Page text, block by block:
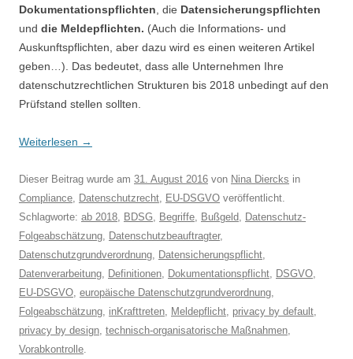
Dokumentationspflichten , die Datensicherungspflichten
und die Meldepflichten. (Auch die Informations- und
Auskunftspflichten, aber dazu wird es einen weiteren Artikel
geben…). Das bedeutet, dass alle Unternehmen Ihre
datenschutzrechtlichen Strukturen bis 2018 unbedingt auf den
Prüfstand stellen sollten.
Weiterlesen →
Dieser Beitrag wurde am 31. August 2016 von Nina Diercks in
Compliance, Datenschutzrecht, EU-DSGVO veröffentlicht.
Schlagworte: ab 2018, BDSG, Begriffe, Bußgeld, Datenschutz-
Folgeabschätzung, Datenschutzbeauftragter,
Datenschutzgrundverordnung, Datensicherungspflicht,
Datenverarbeitung, Definitionen, Dokumentationspflicht, DSGVO,
EU-DSGVO, europäische Datenschutzgrundverordnung,
Folgeabschätzung, inKrafttreten, Meldepflicht, privacy by default,
privacy by design, technisch-organisatorische Maßnahmen,
Vorabkontrolle.